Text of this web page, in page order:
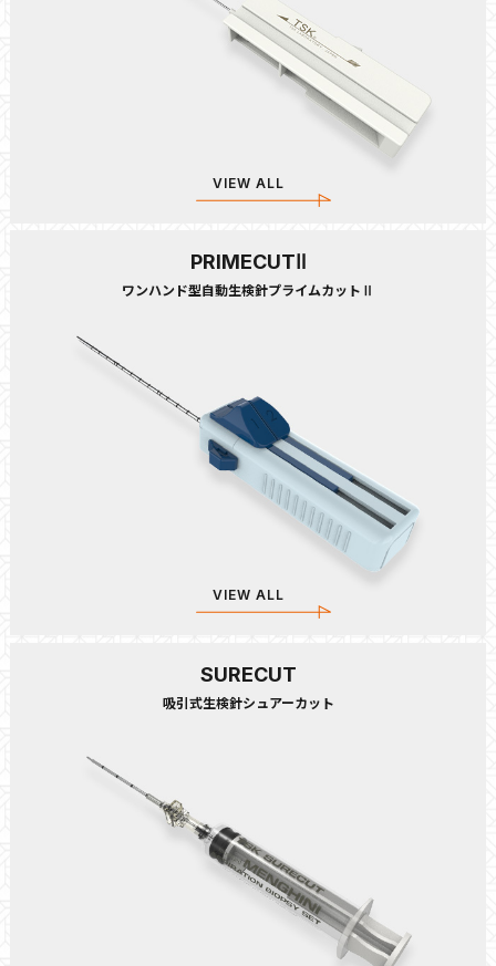
VIEW ALL
PRIMECUTⅡ
ワンハンド型自動生検針プライムカットⅡ
VIEW ALL
SURECUT
吸引式生検針シュアーカット